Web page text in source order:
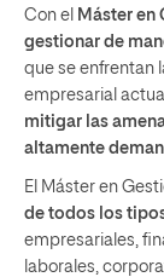
Con el Máster en
gestionar de
que se enfrentan
empresarial
mitigar las
altamente
El Máster en
de todos los
empresariales,
laborales,